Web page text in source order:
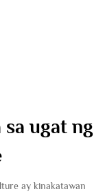
ugat ng
ay kinakatawan